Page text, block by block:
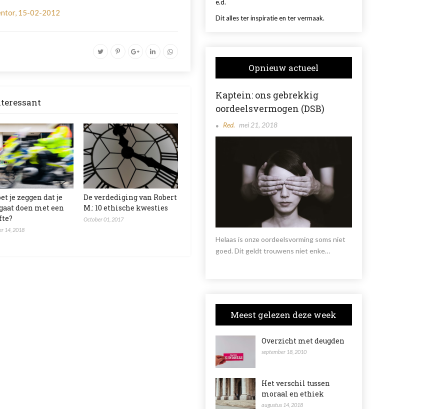
15-02-2012
je zeggen dat je
doen met een
14, 2018
De verdediging van Robert
M.: 10 ethische kwesties
October 01, 2017
e.d.
Dit alles ter inspiratie en ter vermaak.
Opnieuw actueel
Kaptein: ons gebrekkig
oordeelsvermogen (DSB)
Red. mei 21, 2018
Helaas is onze oordeelsvorming soms niet
goed. Dit geldt trouwens niet enke…
Meest gelezen deze week
Overzicht met deugden
september 18, 2010
Het verschil tussen
moraal en ethiek
augustus 14, 2018